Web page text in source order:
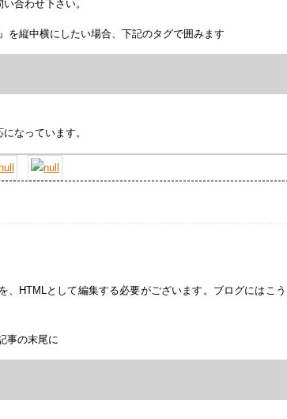
合わせ下さい。
を縦中横にしたい場合、下記のタグで囲みます
なっています。
HTMLとして編集する必要がございます。ブログにはこ
事の末尾に